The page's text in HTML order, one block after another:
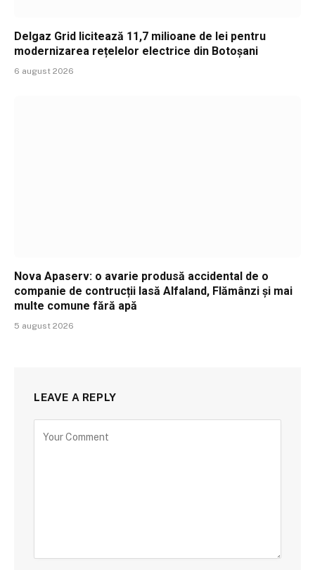
Delgaz Grid licitează 11,7 milioane de lei pentru
modernizarea rețelelor electrice din Botoșani
6 august 2026
Nova Apaserv: o avarie produsă accidental de o
companie de contrucții lasă Alfaland, Flămânzi și mai
multe comune fără apă
5 august 2026
LEAVE A REPLY